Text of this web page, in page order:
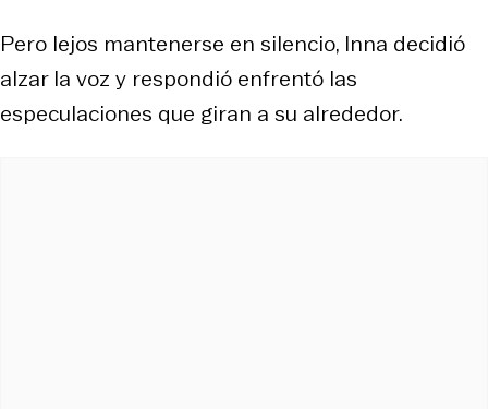
Pero lejos mantenerse en silencio, Inna decidió
alzar la voz y respondió enfrentó las
especulaciones que giran a su alrededor.